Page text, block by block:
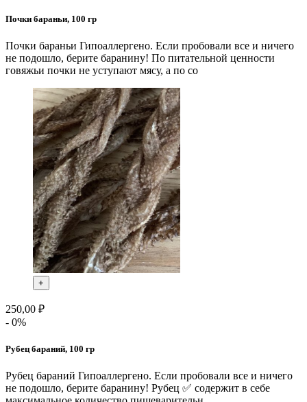
Почки бараньи, 100 гр
Почки бараньи Гипоаллергено. Если пробовали все и ничего
не подошло, берите баранину! По питательной ценности
говяжьи почки не уступают мясу, а по со
+
250,00 ₽
- 0%
Рубец бараний, 100 гр
Рубец бараний Гипоаллергено. Если пробовали все и ничего
не подошло, берите баранину! Рубец ✅ содержит в себе